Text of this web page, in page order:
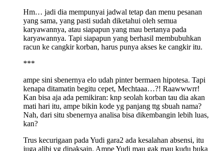
Hm… jadi dia mempunyai jadwal tetap dan menu pesanan
yang sama, yang pasti sudah diketahui oleh semua
karyawannya, atau siapapun yang mau bertanya pada
karyawannya. Tapi siapapun yang berhasil membubuhkan
racun ke cangkir korban, harus punya akses ke cangkir itu.
***
ampe sini sbenernya elo udah pinter bermaen hipotesa. Tapi
kenapa ditamatin begitu cepet, Mechtaaa…?! Raawwwrr!
Kan bisa aja ada pemikiran: knp seolah korban tau dia akan
mati hari itu, ampe bikin kode yg panjang ttg sbuah nama?
Nah, dari situ sbenernya analisa bisa dikembangin lebih luas,
kan?
Trus kecurigaan pada Yudi gara2 ada kesalahan absensi, itu
juga alibi yg dipaksain. Ampe Yudi mau gak mau kudu buka